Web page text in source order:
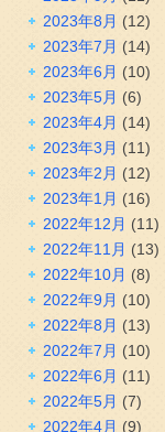
2023年8月 (12)
2023年7月 (14)
2023年6月 (10)
2023年5月 (6)
2023年4月 (14)
2023年3月 (11)
2023年2月 (12)
2023年1月 (16)
2022年12月 (11)
2022年11月 (13)
2022年10月 (8)
2022年9月 (10)
2022年8月 (13)
2022年7月 (10)
2022年6月 (11)
2022年5月 (7)
2022年4月 (9)